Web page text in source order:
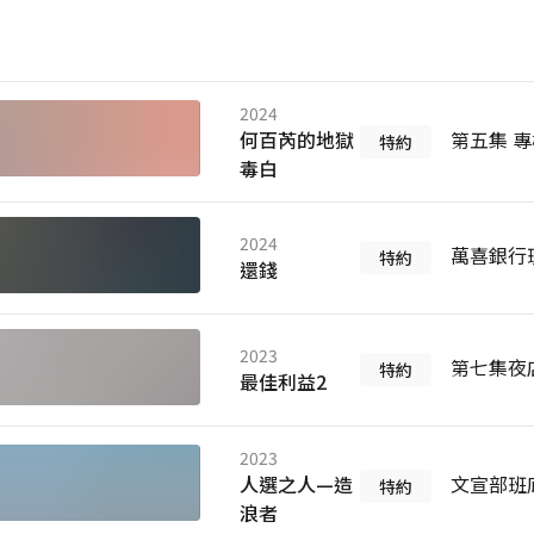
2024
何百芮的地獄
毒白
特約 第五集
2024
還錢 特約 萬喜銀行
2023
最佳利益2 特約 第七集夜
2023
人選之人—造
浪者
特約 文宣部班